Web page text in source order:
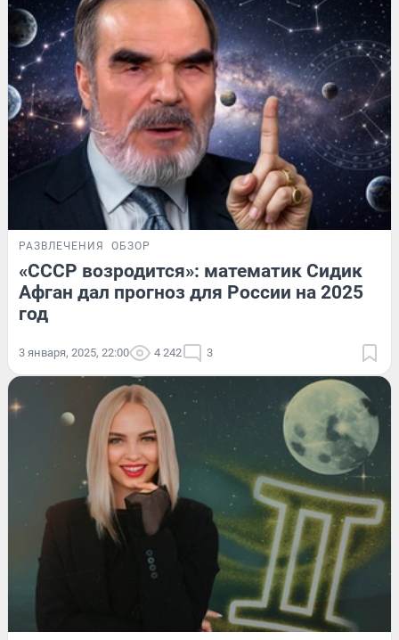
РАЗВЛЕЧЕНИЯ ОБЗОР
«СССР возродится»: математик Сидик
Афган дал прогноз для России на 2025
год
3 января, 2025, 22:00 4 242 3